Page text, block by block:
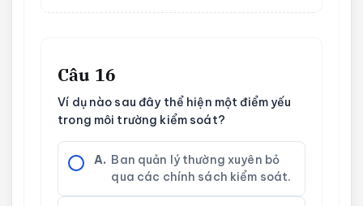
Câu 16
Ví dụ nào sau đây thể hiện một điểm yếu
trong môi trường kiểm soát?
A. Ban quản lý thường xuyên bỏ
qua các chính sách kiểm soát.